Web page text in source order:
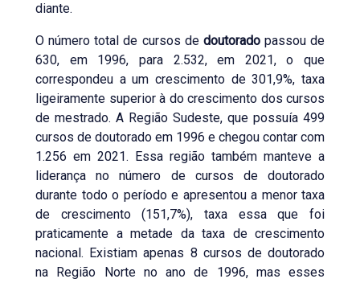
diante.
O número total de cursos de doutoradopassou de
630, em 1996, para 2.532, em 2021, o que
correspondeu a um crescimento de 301,9%, taxa
ligeiramente superior à do crescimento dos cursos
de mestrado. A Região Sudeste, que possuía 499
cursos de doutorado em 1996 e chegou contar com
1.256 em 2021. Essa região também manteve a
liderança no número de cursos de doutorado
durante todo o período e apresentou a menor taxa
de crescimento (151,7%), taxa essa que foi
praticamente a metade da taxa de crescimento
nacional. Existiam apenas 8 cursos de doutorado
na Região Norte no ano de 1996, mas esses